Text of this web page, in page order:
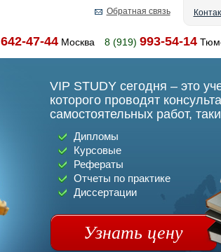
Обратная связь
642-47-44Москва 8 (919) 993-54-14
VIP STUDY сегодня – это
которого проводят
самостоятельных работ,
Дипломы
Курсовые
Рефераты
Отчеты по практике
Диссертации
Узнать цену